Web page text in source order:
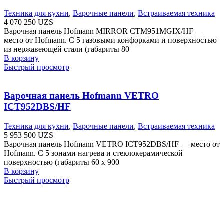
Техника для кухни, Варочные панели, Встраиваемая техника
4 070 250 UZS
Варочная панель Hofmann MIRROR CTM951MGIX/HF —
место от Hofmann. С 5 газовыми конфорками и поверхностью
из нержавеющей стали (габариты 80
В корзину
Быстрый просмотр
Варочная панель Hofmann VETRO
ICT952DBS/HF
Техника для кухни, Варочные панели, Встраиваемая техника
5 953 500 UZS
Варочная панель Hofmann VETRO ICT952DBS/HF — место от
Hofmann. С 5 зонами нагрева и стеклокерамической
поверхностью (габариты 60 х 900
В корзину
Быстрый просмотр